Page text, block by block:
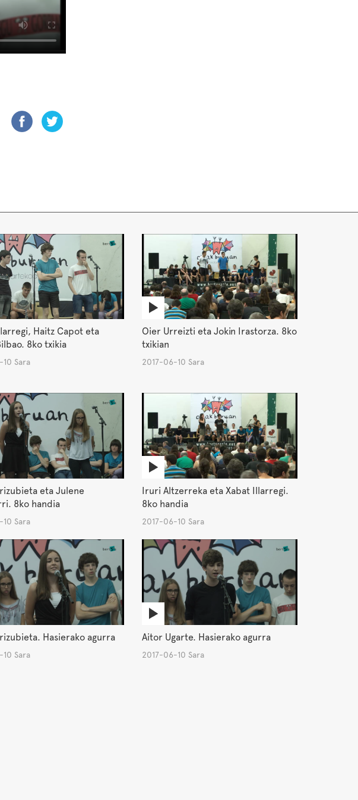
Haitz Capot eta
8ko txikia
Sara
Oier Urreizti eta Jokin Irastorza. 8ko
txikian
2017-06-10 Sara
eta Julene
8ko handia
Sara
Iruri Altzerreka eta Xabat Illarregi.
8ko handia
2017-06-10 Sara
Hasierako agurra
Sara
Aitor Ugarte. Hasierako agurra
2017-06-10 Sara